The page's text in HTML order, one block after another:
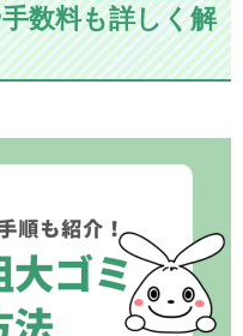
数料も詳しく解